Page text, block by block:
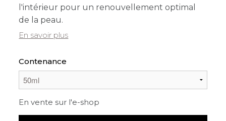
l'intérieur pour un renouvellement optimal
de la peau.
En savoir plus
Contenance
En vente sur l'e-shop